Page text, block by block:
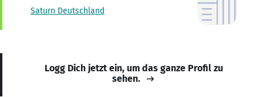
Saturn Deutschland
Logg Dich jetzt ein, um das ganze Profil zu
sehen.